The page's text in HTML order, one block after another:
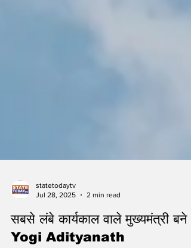
Jul 28, 2025
2 min read
सबसे लंबे कार्यकाल वाले मुख्यमंत्री बने